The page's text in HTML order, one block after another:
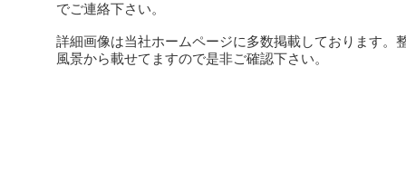
でご連絡下さい。
詳細画像は当社ホームページに多数掲載しております。
風景から載せてますので是非ご確認下さい。